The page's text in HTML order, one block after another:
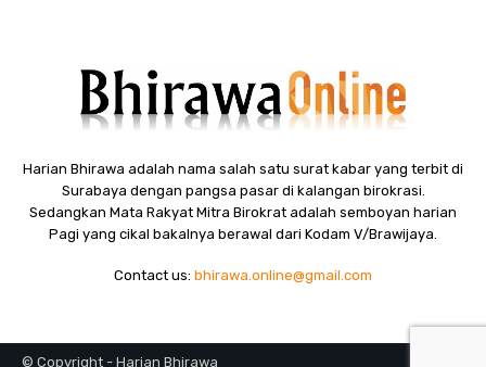
Harian Bhirawa adalah nama salah satu surat kabar yang terbit di
Surabaya dengan pangsa pasar di kalangan birokrasi.
Sedangkan Mata Rakyat Mitra Birokrat adalah semboyan harian
Pagi yang cikal bakalnya berawal dari Kodam V/Brawijaya.
Contact us: bhirawa.online@gmail.com
© Copyright - Harian Bhirawa